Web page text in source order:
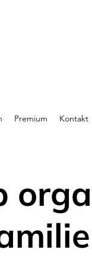
Premium Kontakt